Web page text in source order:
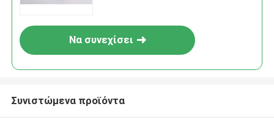
Να συνεχίσει
Συνιστώμενα προϊόντα